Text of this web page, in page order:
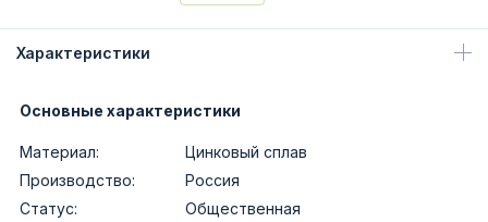
Характеристики
Основные характеристики
Материал:
Цинковый сплав
Производство:
Россия
Статус:
Общественная